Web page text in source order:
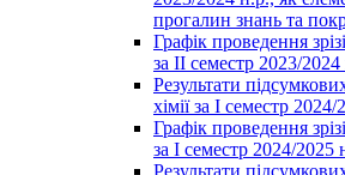
прогалин знань та
Графік проведення
за ІІ семестр 2023/
Результати
хімії за І семестр
Графік проведення
за І семестр 2024/2025